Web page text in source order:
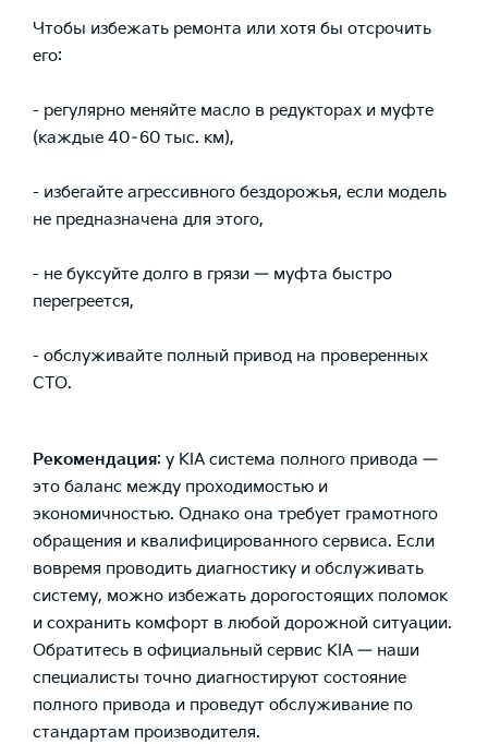
Чтобы избежать ремонта или хотя бы отсрочить
его:
- регулярно меняйте масло в редукторах и муфте
(каждые 40–60 тыс. км),
- избегайте агрессивного бездорожья, если модель
не предназначена для этого,
- не буксуйте долго в грязи — муфта быстро
перегреется,
- обслуживайте полный привод на проверенных
СТО.
Рекомендация: у KIA система полного привода —
это баланс между проходимостью и
экономичностью. Однако она требует грамотного
обращения и квалифицированного сервиса. Если
вовремя проводить диагностику и обслуживать
систему, можно избежать дорогостоящих поломок
и сохранить комфорт в любой дорожной ситуации.
Обратитесь в официальный сервис KIA — наши
специалисты точно диагностируют состояние
полного привода и проведут обслуживание по
стандартам производителя.